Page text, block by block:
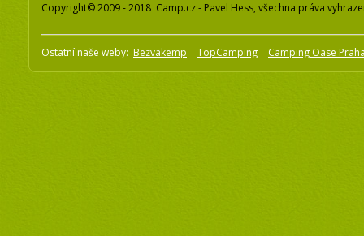
Copyright© 2009 - 2018 Camp.cz - Pavel Hess, všechna práva
Ostatní naše weby: Bezvakemp TopCamping Camping Oase